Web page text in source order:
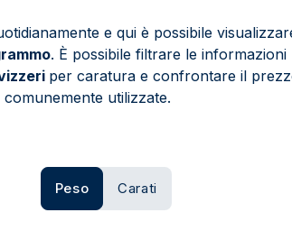
e qui è possibile
. È possibile filtrare le informazioni
per caratura e confrontare il
utilizzate.
Peso Carati